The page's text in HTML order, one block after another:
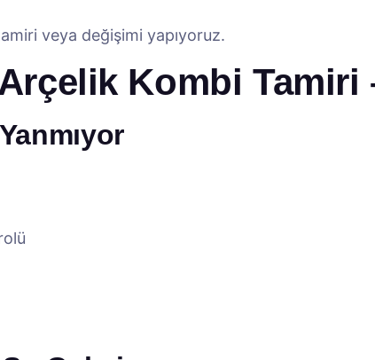
veya değişimi yapıyoruz.
Kombi Tamiri